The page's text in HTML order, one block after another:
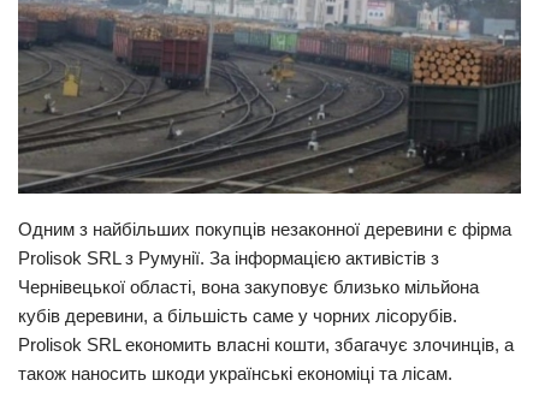
Події
Кримінал
Трагедії
Курйози
Суспільство
Культура
#Війна
Одним з найбільших покупців незаконної деревини є фірма
Prolisok SRL з Румунії. За інформацією активістів з
Чернівецької області, вона закуповує близько мільйона
кубів деревини, а більшість саме у чорних лісорубів.
Prolisok SRL економить власні кошти, збагачує злочинців, а
також наносить шкоди українські економіці та лісам.